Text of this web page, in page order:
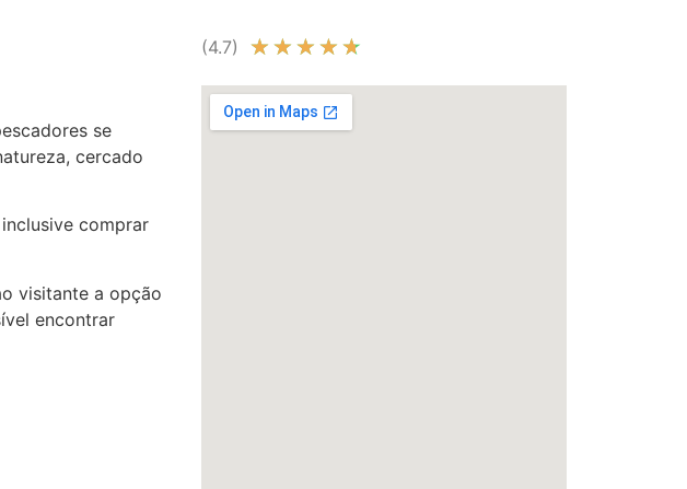
se
cercado
comprar
visitante a opção
encontrar
(4.7) ★★★★★